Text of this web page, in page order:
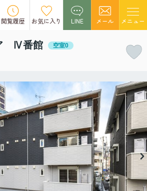
閲覧履歴 お気に入り LINE メール メニュー
の募集は終了しました。
Ⅳ番館 空室0